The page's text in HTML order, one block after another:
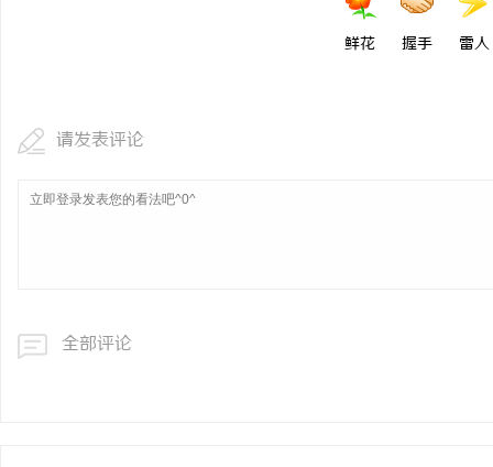
鲜花 握手 雷人
请发表评论
全部评论